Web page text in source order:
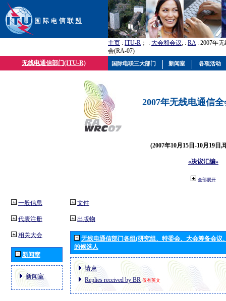
主页 : ITU-R ； : 大会和会议; : RA: 2007年
会(RA-07)
无线电通信部门(ITU-R)
2007年无线电通信
(2007年10月15日-10月19日,
«决议汇编»
全部展开
一般信息
代表注册
相关大会
新闻室
新闻室
文件
出版物
无线电通信部门各组(研究组、特委会、大会筹备会议
的候选人
请柬
Replies received by BR 仅有英文
国际电联三大部门 新闻室 各项活动